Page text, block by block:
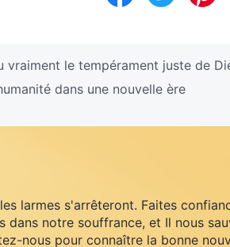
le tempérament juste de
dans une nouvelle ère
larmes s'arrêteront. Faites
dans notre souffrance, et Il nous
nous pour connaître la bonne